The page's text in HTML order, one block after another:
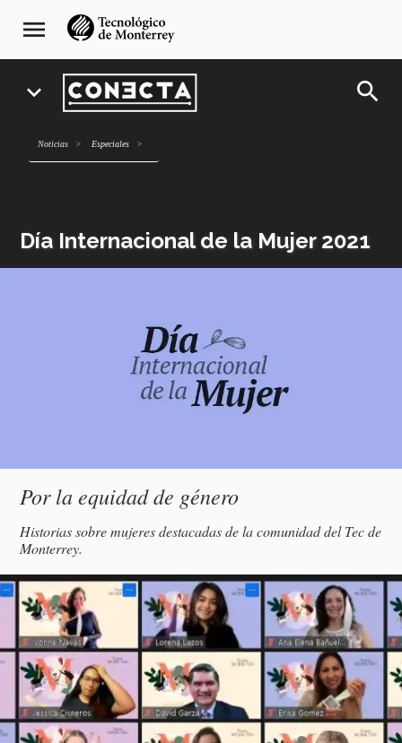
navegación
principal
menu
expand_more search
Noticias Especiales
Día Internacional de la Mujer 2021
Subtítulo
Por la equidad de género
Descripción
Historias sobre mujeres destacadas de la comunidad del Tec de
Monterrey.